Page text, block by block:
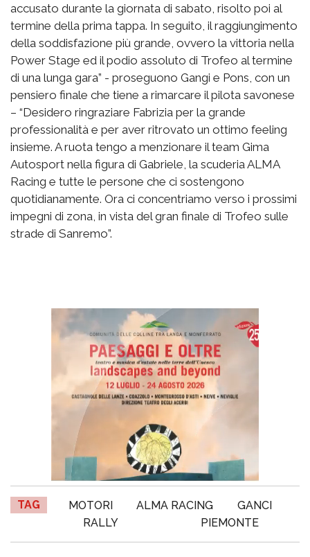
accusato durante la giornata di sabato, risolto poi al
termine della prima tappa. In seguito, il raggiungimento
della soddisfazione più grande, ovvero la vittoria nella
Power Stage ed il podio assoluto di Trofeo al termine
di una lunga gara” - proseguono Gangi e Pons, con un
pensiero finale che tiene a rimarcare il pilota savonese
– “Desidero ringraziare Fabrizia per la grande
professionalità e per aver ritrovato un ottimo feeling
insieme. A ruota tengo a menzionare il team Gima
Autosport nella figura di Gabriele, la scuderia ALMA
Racing e tutte le persone che ci sostengono
quotidianamente. Ora ci concentriamo verso i prossimi
impegni di zona, in vista del gran finale di Trofeo sulle
strade di Sanremo”.
TAG MOTORI ALMA RACING
GANCI
RALLY
PIEMONTE